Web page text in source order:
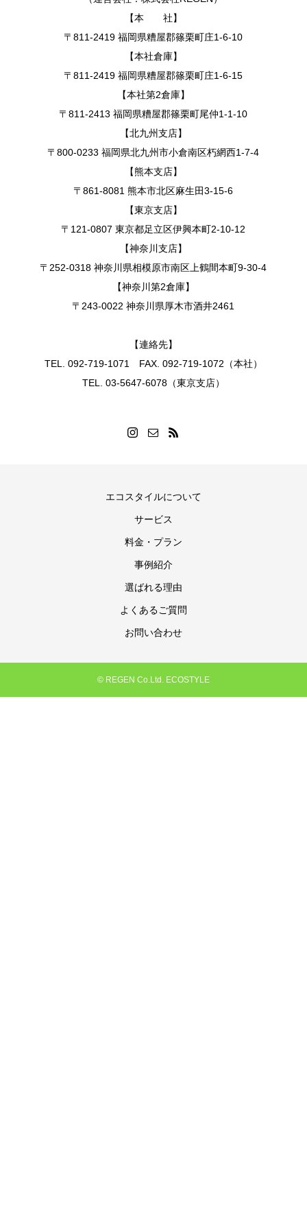
【本 社】
〒811-2419 福岡県糟屋郡篠栗町庄1-6-10
【本社倉庫】
〒811-2419 福岡県糟屋郡篠栗町庄1-6-15
【本社第2倉庫】
〒811-2413 福岡県糟屋郡篠栗町尾仲1-1-10
【北九州支店】
〒800-0233 福岡県北九州市小倉南区朽網西1-7-4
【熊本支店】
〒861-8081 熊本市北区麻生田3-15-6
【東京支店】
〒121-0807 東京都足立区伊興本町2-10-12
【神奈川支店】
〒252-0318 神奈川県相模原市南区上鶴間本町9-30-4
【神奈川第2倉庫】
〒243-0022 神奈川県厚木市酒井2461
【連絡先】
TEL. 092-719-1071 FAX. 092-719-1072（本社）
TEL. 03-5647-6078（東京支店）
エコスタイルについて
サービス
料金・プラン
事例紹介
選ばれる理由
よくあるご質問
お問い合わせ
© REGEN Co.Ltd. ECOSTYLE